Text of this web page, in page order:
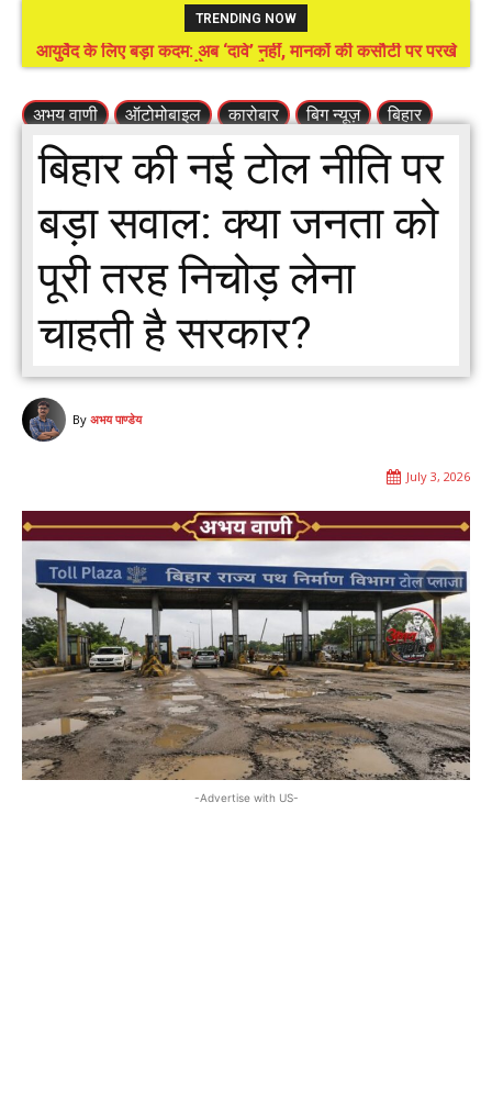
TRENDING NOW
आयुर्वेद के लिए बड़ा कदम: अब ‘दावे’ नहीं, मानकों की कसौटी पर परखे
जाएंगे इलाज और उत्पाद!
विधान परिषद का मनोनयन या सत्ता का पिछला दरवाजा? नेता का बेटा हो
तो संविधान ताक पर!
अभय वाणी ऑटोमोबाइल कारोबार बिग न्यूज़ बिहार
बिहार की नई टोल नीति पर
बड़ा सवाल: क्या जनता को
पूरी तरह निचोड़ लेना
चाहती है सरकार?
By अभय पाण्डेय
July 3, 2026
-Advertise with US-